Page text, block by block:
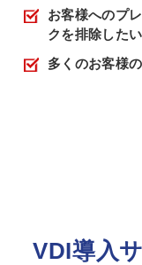
お客様へのプ
クを排除したい
多くのお客様
VDI導入